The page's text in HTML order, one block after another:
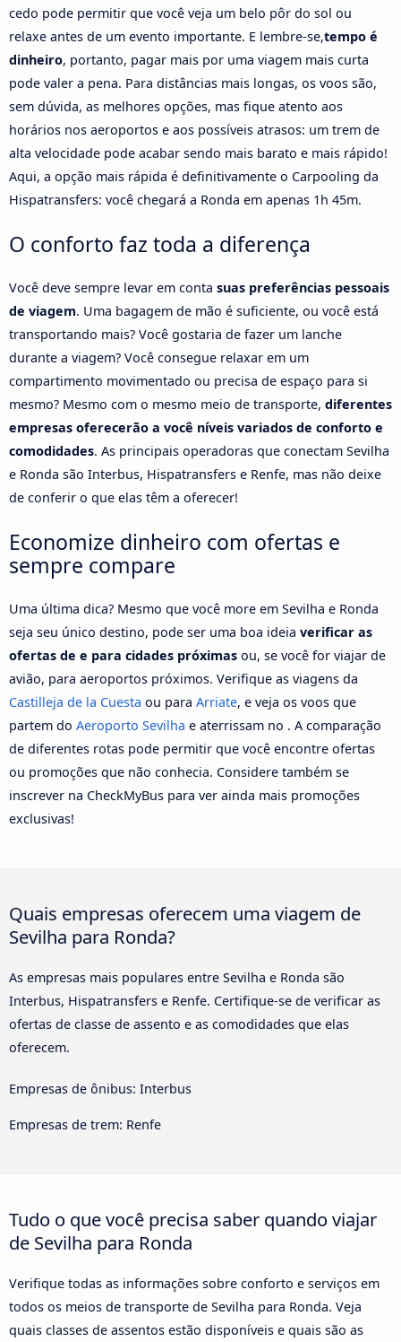
cedo pode permitir que você veja um belo pôr do sol ou
relaxe antes de um evento importante. E lembre-se,tempo é
dinheiro, portanto, pagar mais por uma viagem mais curta
pode valer a pena. Para distâncias mais longas, os voos são,
sem dúvida, as melhores opções, mas fique atento aos
horários nos aeroportos e aos possíveis atrasos: um trem de
alta velocidade pode acabar sendo mais barato e mais rápido!
Aqui, a opção mais rápida é definitivamente o Carpooling da
Hispatransfers: você chegará a Ronda em apenas 1h 45m.
O conforto faz toda a diferença
Você deve sempre levar em conta suas preferências pessoais
de viagem. Uma bagagem de mão é suficiente, ou você está
transportando mais? Você gostaria de fazer um lanche
durante a viagem? Você consegue relaxar em um
compartimento movimentado ou precisa de espaço para si
mesmo? Mesmo com o mesmo meio de transporte, diferentes
empresas oferecerão a você níveis variados de conforto e
comodidades. As principais operadoras que conectam Sevilha
e Ronda são Interbus, Hispatransfers e Renfe, mas não deixe
de conferir o que elas têm a oferecer!
Economize dinheiro com ofertas e
sempre compare
Uma última dica? Mesmo que você more em Sevilha e Ronda
seja seu único destino, pode ser uma boa ideia verificar as
ofertas de e para cidades próximas ou, se você for viajar de
avião, para aeroportos próximos. Verifique as viagens da
Castilleja de la Cuesta ou para Arriate, e veja os voos que
partem do Aeroporto Sevilha e aterrissam no . A comparação
de diferentes rotas pode permitir que você encontre ofertas
ou promoções que não conhecia. Considere também se
inscrever na CheckMyBus para ver ainda mais promoções
exclusivas!
Quais empresas oferecem uma viagem de
Sevilha para Ronda?
As empresas mais populares entre Sevilha e Ronda são
Interbus, Hispatransfers e Renfe. Certifique-se de verificar as
ofertas de classe de assento e as comodidades que elas
oferecem.
Empresas de ônibus: Interbus
Empresas de trem: Renfe
Tudo o que você precisa saber quando viajar
de Sevilha para Ronda
Verifique todas as informações sobre conforto e serviços em
todos os meios de transporte de Sevilha para Ronda. Veja
quais classes de assentos estão disponíveis e quais são as